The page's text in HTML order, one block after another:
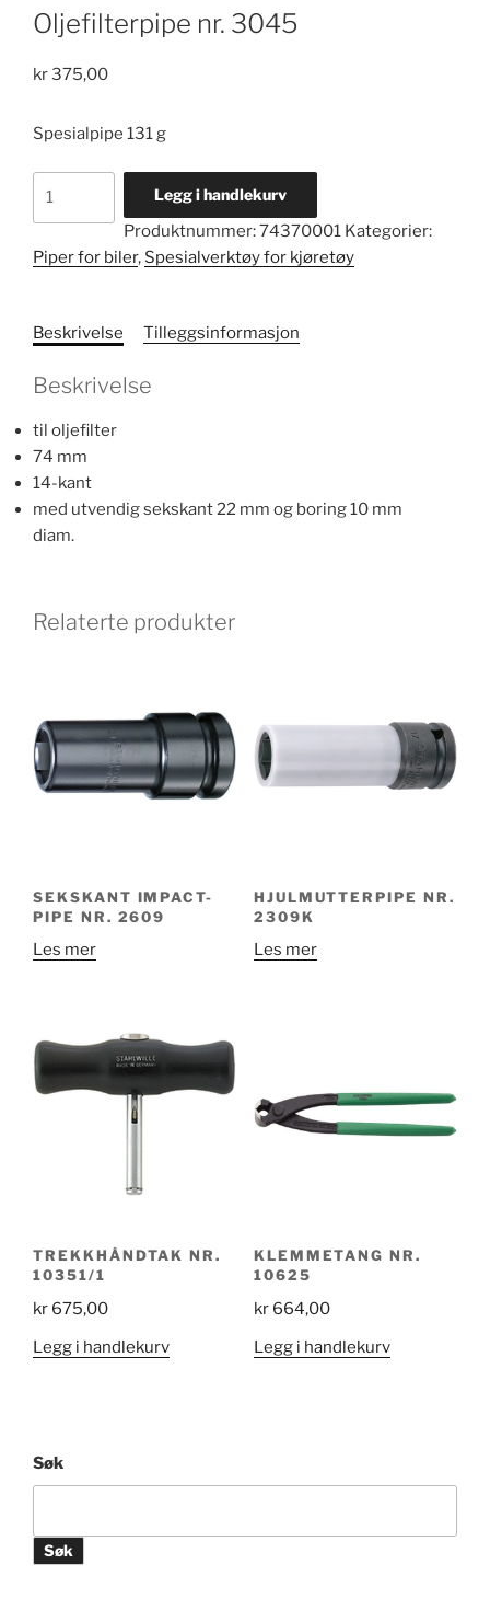
Oljefilterpipe nr. 3045
kr375,00
Spesialpipe 131 g
antall
Legg i handlekurv
Produktnummer:74370001 Kategorier:
Piper for biler, Spesialverktøy for kjøretøy
Beskrivelse Tilleggsinformasjon
Beskrivelse
til oljefilter
74 mm
14-kant
med utvendig sekskant 22 mm og boring 10 mm
diam.
Relaterte produkter
SEKSKANT IMPACT-
PIPE NR. 2609
Les mer
HJULMUTTERPIPE NR.
2309K
Les mer
TREKKHÅNDTAK NR.
10351/1
kr 675,00
Legg i handlekurv
KLEMMETANG NR.
10625
kr664,00
Legg i handlekurv
Søk
Søk